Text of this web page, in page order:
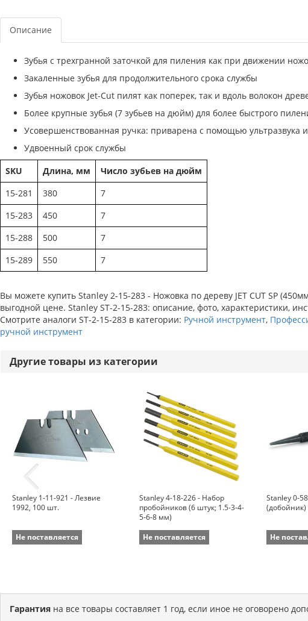
Описание
Зубья с трехгранной заточкой для пиления как при движении
Закаленные зубья для продолжительного срока службы
Зубья ножовок Jet-Cut пилят как поперек, так и вдоль волокон
Более крупные зубья (7 зубьев на дюйм) для более быстрого
Усовершенствованная ручка: приварена с помощью ультразвука
Удвоенный срок службы
SKU
Длина, мм
Число зубьев на дюйм
15-281
380
7
15-283
450
7
15-288
500
7
15-289
550 7
Вы можете купить Stanley 2-15-283 - Ножовка по дереву JET CUT SP
выгодной цене. Stanley ST-2-15-283: описание, фото, характеристики,
Смотрите аналоги ST-2-15-283 в категории: Ручной инструмент,
ручной инструмент
Другие товары из категории
Stanley 1-11-921 - Лезвие
1992, 100 шт.
Не поставляется
Stanley 4-18-226 - Набор
пробойников (6 штук; 1.5-3-4-
5-6-8 мм)
Не поставляется
Stanley 0-
Не
Гарантияна все товары составляет 1 год, если иное не оговорено